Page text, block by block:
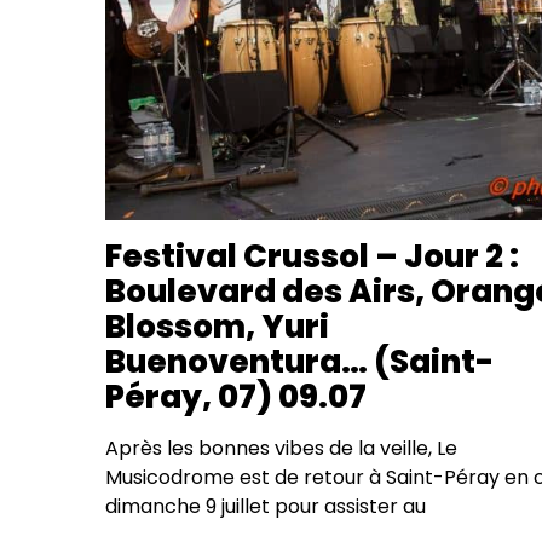
Festival Crussol – Jour 2 :
Boulevard des Airs,
Blossom, Yuri
Buenoventura… (Saint-
Péray, 07) 09.07
Après les bonnes vibes de la veille, Le
Musicodrome est de retour à Saint-Péray en
dimanche 9 juillet pour assister au